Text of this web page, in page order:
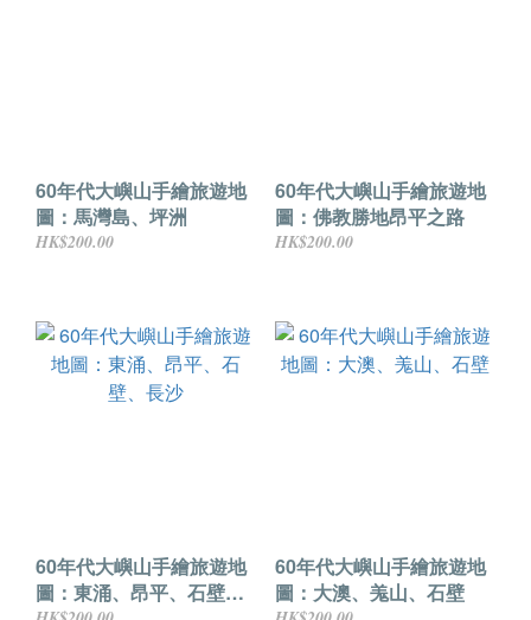
60年代大嶼山手繪旅遊地
圖：馬灣島、坪洲
HK$200.00
60年代大嶼山手繪旅遊地
圖：佛教勝地昂平之路
HK$200.00
60年代大嶼山手繪旅遊地
圖：東涌、昂平、石壁、
60年代大嶼山手繪旅遊地
圖：大澳、羗山、石壁